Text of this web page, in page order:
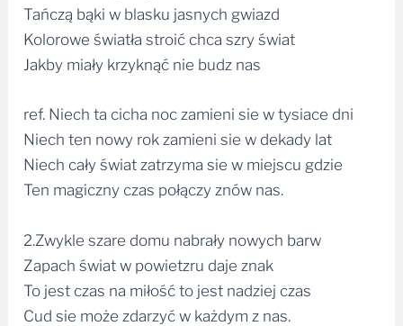
Tańczą bąki w blasku jasnych gwiazd
Kolorowe światła stroić chca szry świat
Jakby miały krzyknąć nie budz nas
ref. Niech ta cicha noc zamieni sie w tysiace dni
Niech ten nowy rok zamieni sie w dekady lat
Niech cały świat zatrzyma sie w miejscu gdzie
Ten magiczny czas połączy znów nas.
2.Zwykle szare domu nabrały nowych barw
Zapach świat w powietzru daje znak
To jest czas na miłość to jest nadziej czas
Cud sie może zdarzyć w każdym z nas.